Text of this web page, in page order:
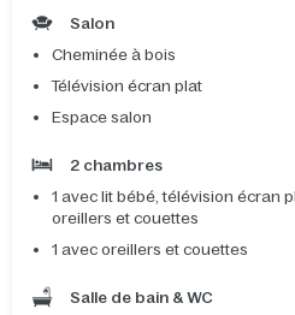
Salon
Cheminée à bois
Télévision écran plat
Espace salon
2 chambres
1 avec lit bébé, télévision écran
oreillers et couettes
1 avec oreillers et couettes
Salle de bain & WC